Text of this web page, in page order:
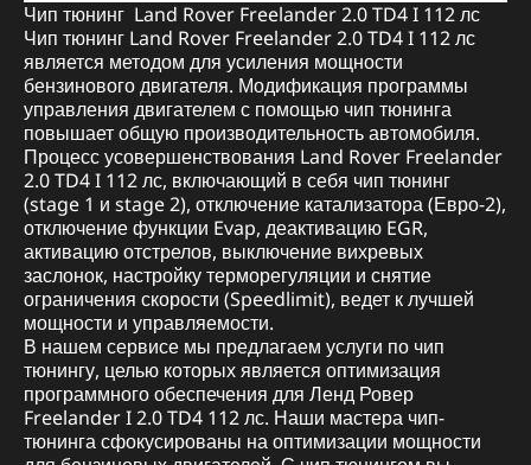
Чип тюнинг Land Rover Freelander 2.0 TD4 I 112 лс
Чип тюнинг Land Rover Freelander 2.0 TD4 I 112 лс
является методом для усиления мощности
бензинового двигателя. Модификация программы
управления двигателем с помощью чип тюнинга
повышает общую производительность автомобиля.
Процесс усовершенствования Land Rover Freelander
2.0 TD4 I 112 лс, включающий в себя чип тюнинг
(stage 1 и stage 2), отключение катализатора (Евро-2),
отключение функции Evap, деактивацию EGR,
активацию отстрелов, выключение вихревых
заслонок, настройку терморегуляции и снятие
ограничения скорости (Speedlimit), ведет к лучшей
мощности и управляемости.
В нашем сервисе мы предлагаем услуги по чип
тюнингу, целью которых является оптимизация
программного обеспечения для Ленд Ровер
Freelander I 2.0 TD4 112 лс. Наши мастера чип-
тюнинга сфокусированы на оптимизации мощности